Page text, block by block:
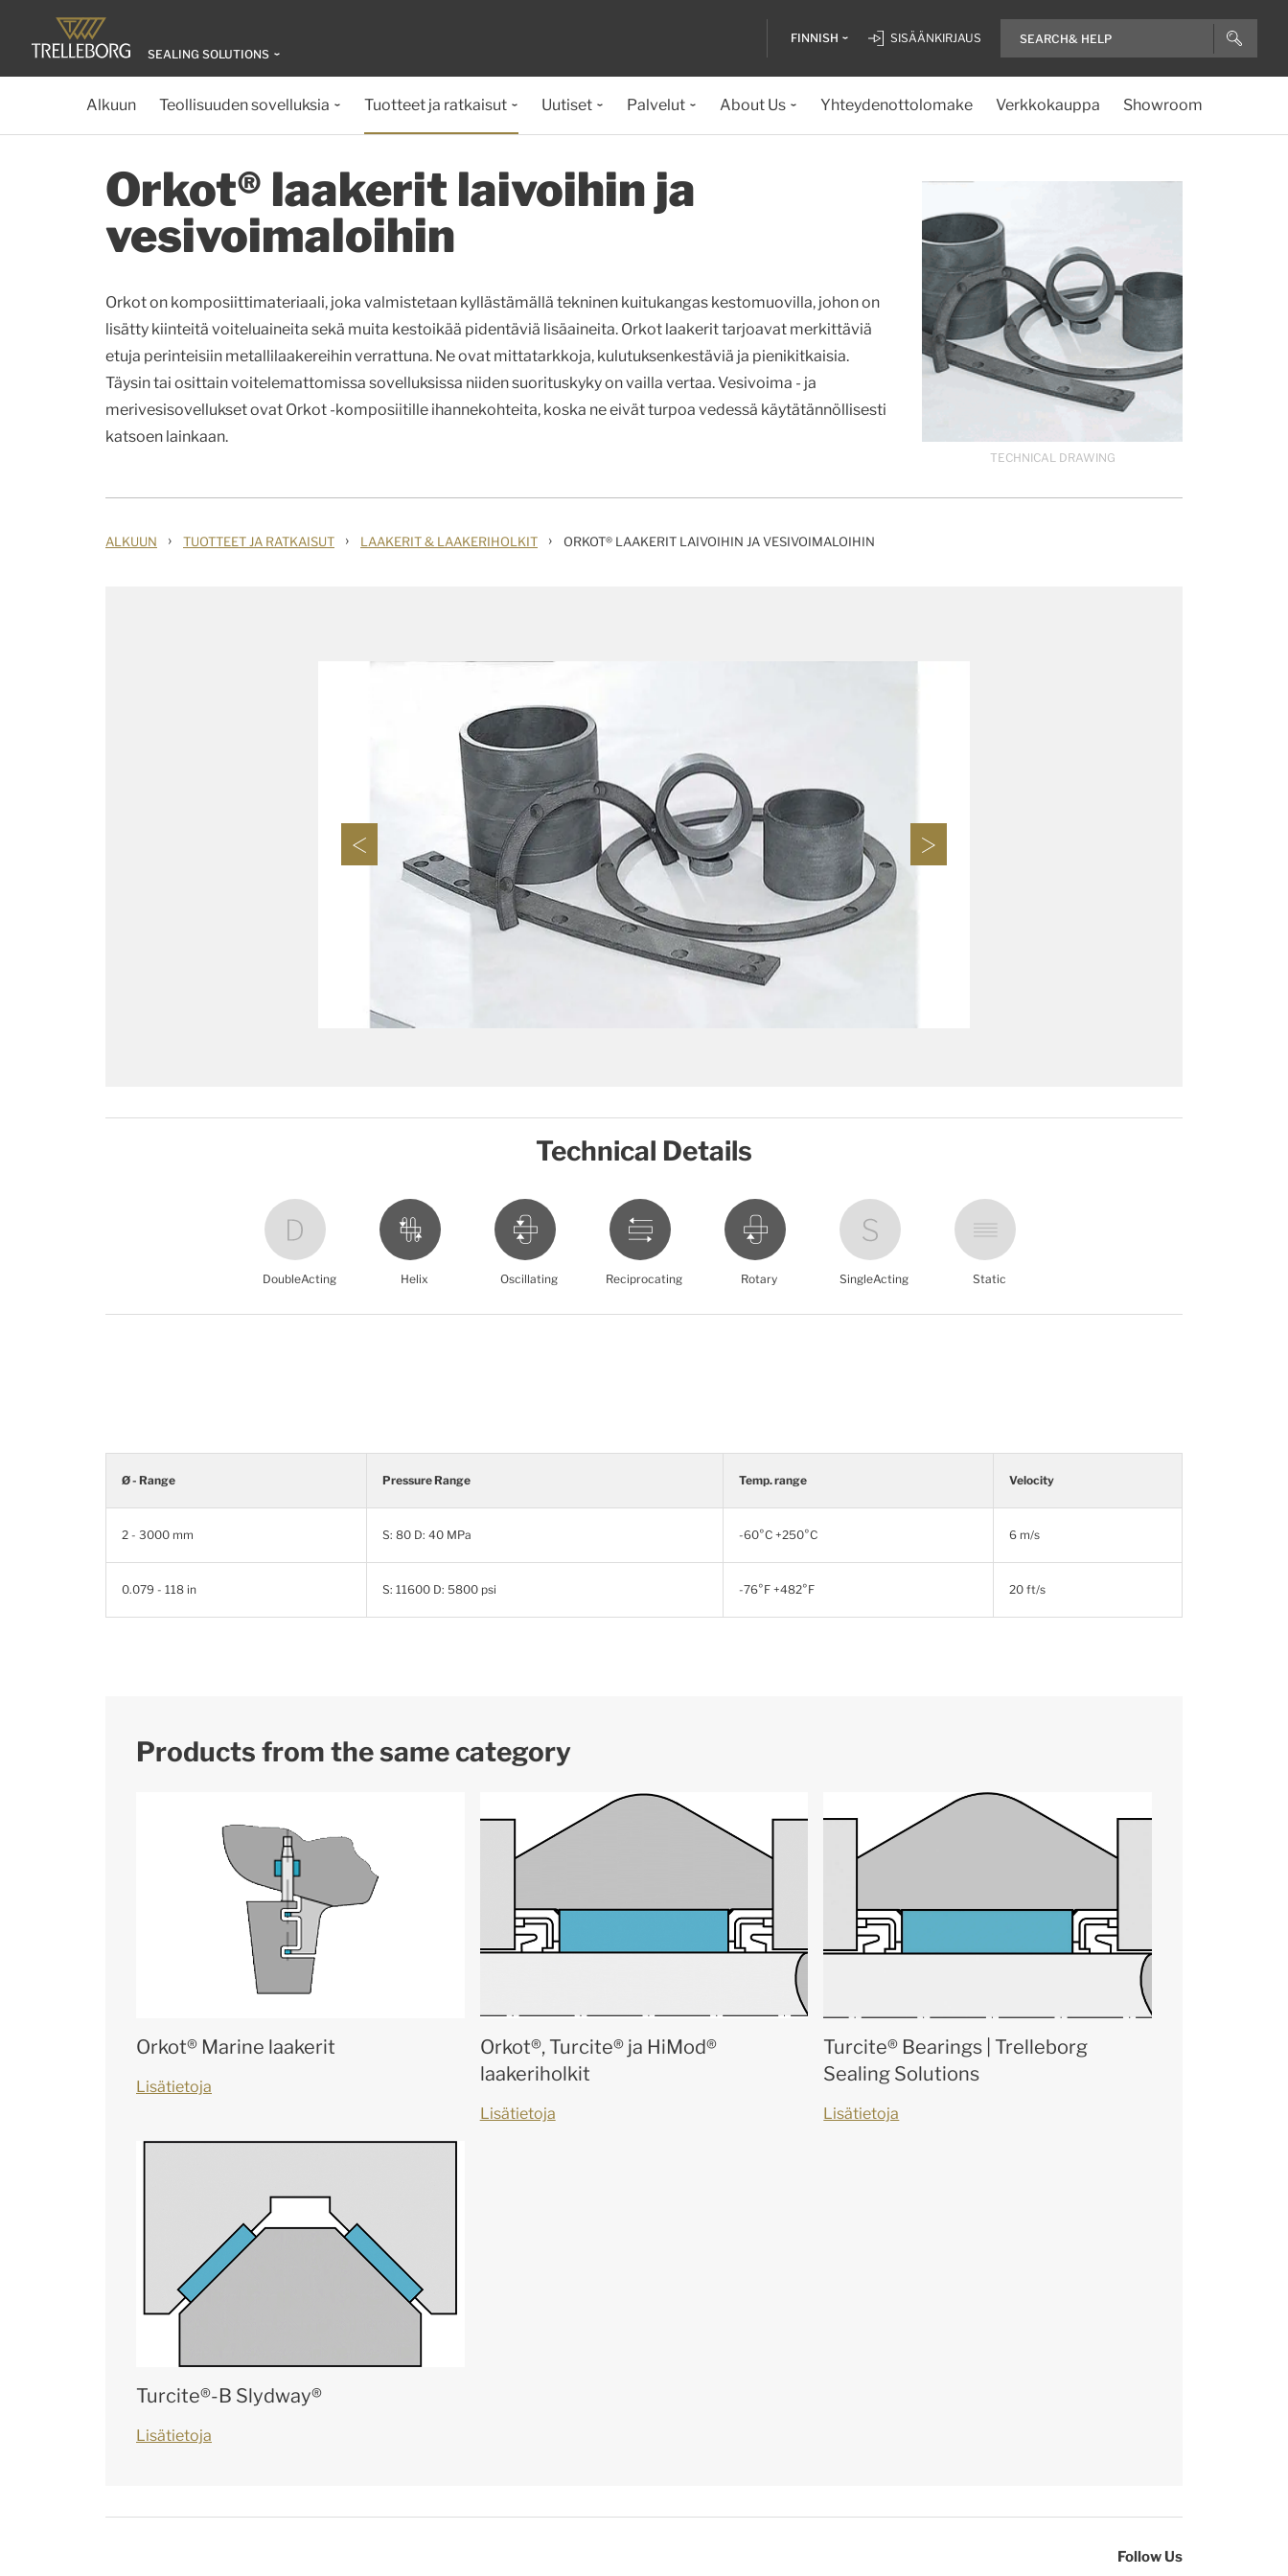
SEALING SOLUTIONS
FINNISH SISÄÄNKIRJAUS
Alkuun Teollisuuden sovelluksia Tuotteet ja ratkaisut Uutiset Palvelut About Us Yhteydenottolomake Verkkokauppa Showroom
Orkot® laakerit laivoihin ja
vesivoimaloihin
Orkot on komposiittimateriaali, joka valmistetaan kyllästämällä tekninen kuitukangas kestomuovilla, johon on
lisätty kiinteitä voiteluaineita sekä muita kestoikää pidentäviä lisäaineita. Orkot laakerit tarjoavat merkittäviä
etuja perinteisiin metallilaakereihin verrattuna. Ne ovat mittatarkkoja, kulutuksenkestäviä ja pienikitkaisia.
Täysin tai osittain voitelemattomissa sovelluksissa niiden suorituskyky on vailla vertaa. Vesivoima - ja
merivesisovellukset ovat Orkot -komposiitille ihannekohteita, koska ne eivät turpoa vedessä käytätännöllisesti
katsoen lainkaan.
TECHNICAL DRAWING
ALKUUN › TUOTTEET JA RATKAISUT › LAAKERIT & LAAKERIHOLKIT › ORKOT® LAAKERIT LAIVOIHIN JA VESIVOIMALOIHIN
Technical Details
DoubleActing Helix Oscillating Reciprocating Rotary SingleActing Static
Ø - Range Pressure Range Temp. range Velocity
2 - 3000 mm S: 80 D: 40 MPa -60°C +250°C 6 m/s
0.079 - 118 in S: 11600 D: 5800 psi -76°F +482°F 20 ft/s
Products from the same category
Orkot® Marine laakerit
Lisätietoja
Orkot®, Turcite® ja HiMod®
laakeriholkit
Lisätietoja
Turcite® Bearings | Trelleborg
Sealing Solutions
Lisätietoja
Turcite®-B Slydway®
Lisätietoja
Follow Us